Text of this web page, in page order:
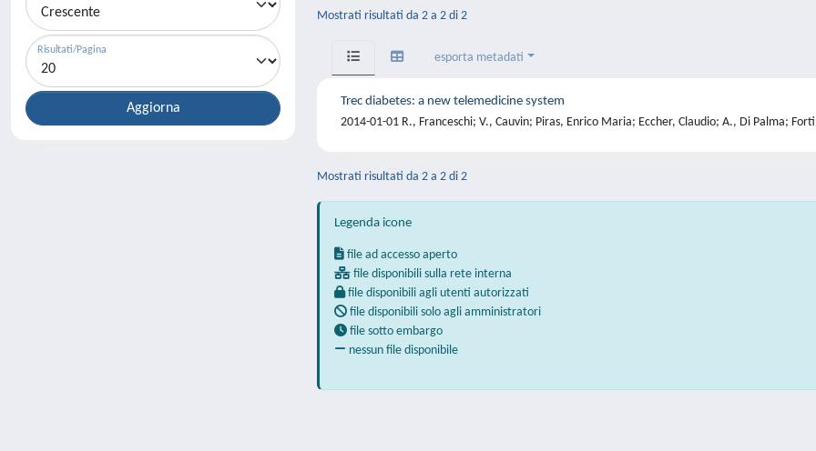
Risultati/Pagina
Mostrati risultati da 2 a 2 di 2
esporta metadati
Trec diabetes: a new telemedicine system
2014-01-01 R., Franceschi; V., Cauvin; Piras, Enrico Maria; Eccher, Claudio; A., Di Palma;
Mostrati risultati da 2 a 2 di 2
Legenda icone
file ad accesso aperto
file disponibili sulla rete interna
file disponibili agli utenti autorizzati
file disponibili solo agli amministratori
file sotto embargo
nessun file disponibile